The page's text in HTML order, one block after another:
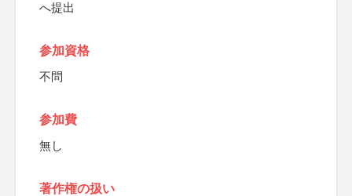
へ提出
参加資格
不問
参加費
無し
著作権の扱い